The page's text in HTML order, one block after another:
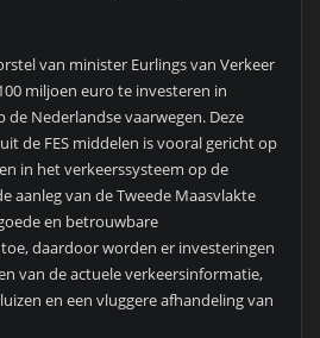
van minister Eurlings van Verkeer
miljoen euro te investeren in
Nederlandse vaarwegen. Deze
de FES middelen is vooral gericht op
in het verkeerssysteem op de
aanleg van de Tweede Maasvlakte
en betrouwbare
daardoor worden er investeringen
van de actuele verkeersinformatie,
en een vluggere afhandeling van